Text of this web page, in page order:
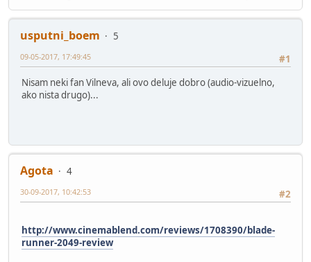
usputni_boem
5
#1
09-05-2017, 17:49:45
Nisam neki fan Vilneva, ali ovo deluje dobro (audio-vizuelno,
ako nista drugo)...
Agota
4
#2
30-09-2017, 10:42:53
http://www.cinemablend.com/reviews/1708390/blade-
runner-2049-review